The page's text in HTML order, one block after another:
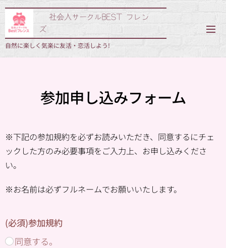
🌟社会人サークルBEST フレン
ズ
自然に楽しく気楽に友活・恋活しよう!
参加申し込みフォーム
※下記の参加規約を必ずお読みいただき、同意するにチェ
ックした方のみ必要事項をご入力上、お申し込みくださ
い。
※お名前は必ずフルネームでお願いいたします。
(必須)参加規約
同意する。